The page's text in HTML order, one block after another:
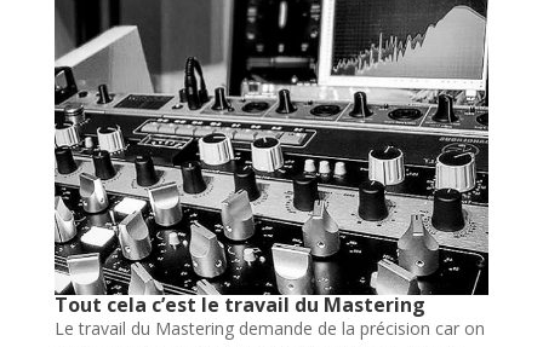
Tout cela c’est le travail du Mastering
Le travail du Mastering demande de la précision car on